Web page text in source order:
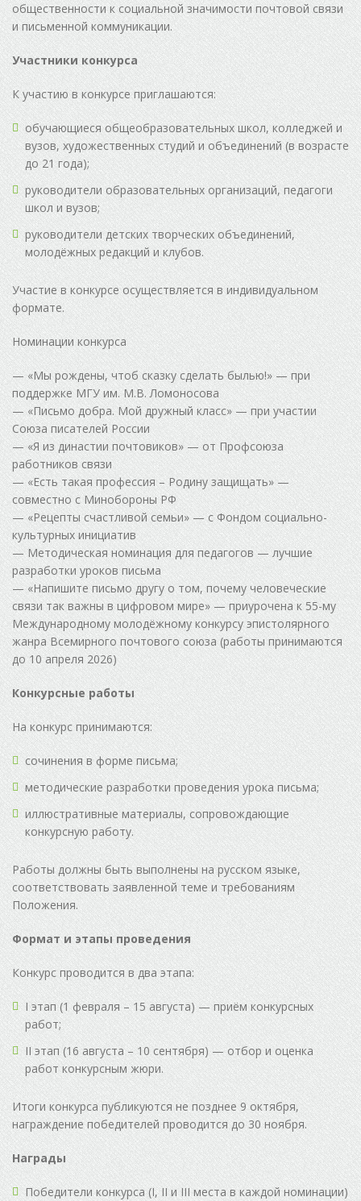
общественности к социальной значимости почтовой связи
и письменной коммуникации.
Участники конкурса
К участию в конкурсе приглашаются:
обучающиеся общеобразовательных школ, колледжей и
вузов, художественных студий и объединений (в возрасте
до 21 года);
руководители образовательных организаций, педагоги
школ и вузов;
руководители детских творческих объединений,
молодёжных редакций и клубов.
Участие в конкурсе осуществляется в индивидуальном
формате.
Номинации конкурса
— «Мы рождены, чтоб сказку сделать былью!» — при
поддержке МГУ им. М.В. Ломоносова
— «Письмо добра. Мой дружный класс» — при участии
Союза писателей России
— «Я из династии почтовиков» — от Профсоюза
работников связи
— «Есть такая профессия – Родину защищать» —
совместно с Минобороны РФ
— «Рецепты счастливой семьи» — с Фондом социально-
культурных инициатив
— Методическая номинация для педагогов — лучшие
разработки уроков письма
— «Напишите письмо другу о том, почему человеческие
связи так важны в цифровом мире» — приурочена к 55-му
Международному молодёжному конкурсу эпистолярного
жанра Всемирного почтового союза (работы принимаются
до 10 апреля 2026)
Конкурсные работы
На конкурс принимаются:
сочинения в форме письма;
методические разработки проведения урока письма;
иллюстративные материалы, сопровождающие
конкурсную работу.
Работы должны быть выполнены на русском языке,
соответствовать заявленной теме и требованиям
Положения.
Формат и этапы проведения
Конкурс проводится в два этапа:
I этап (1 февраля – 15 августа) — приём конкурсных
работ;
II этап (16 августа – 10 сентября) — отбор и оценка
работ конкурсным жюри.
Итоги конкурса публикуются не позднее 9 октября,
награждение победителей проводится до 30 ноября.
Награды
Победители конкурса (I, II и III места в каждой номинации)